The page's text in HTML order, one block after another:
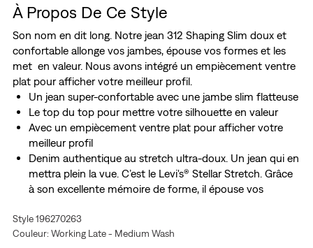
À Propos De Ce Style
Son nom en dit long. Notre jean 312 Shaping Slim doux et
confortable allonge vos jambes, épouse vos formes et les
met en valeur. Nous avons intégré un empiècement ventre
plat pour afficher votre meilleur profil.
Un jean super-confortable avec une jambe slim flatteuse
Le top du top pour mettre votre silhouette en valeur
Avec un empiècement ventre plat pour afficher votre
meilleur profil
Denim authentique au stretch ultra-doux. Un jean qui en
mettra plein la vue. C’est le Levi's® Stellar Stretch. Grâce
à son excellente mémoire de forme, il épouse vos
détendre à l’excès, où que vous alliez et en toutes
circonstances.
Style 196270263
Couleur: Working Late - Medium Wash